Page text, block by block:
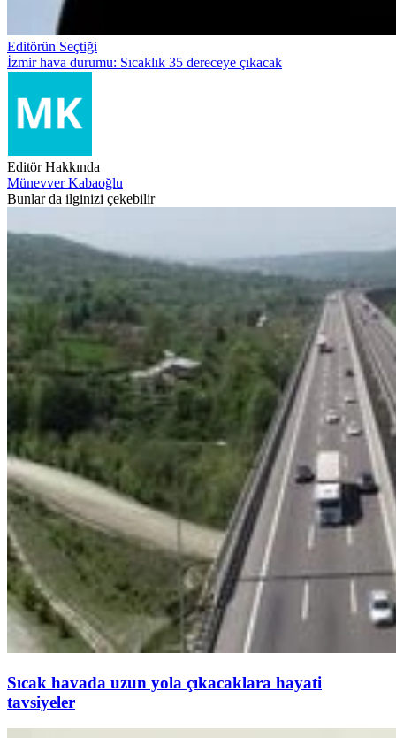
Editörün Seçtiği
İzmir hava durumu: Sıcaklık 35 dereceye çıkacak
Editör Hakkında
Münevver Kabaoğlu
Bunlar da ilginizi çekebilir
Sıcak havada uzun yola çıkacaklara hayati
tavsiyeler